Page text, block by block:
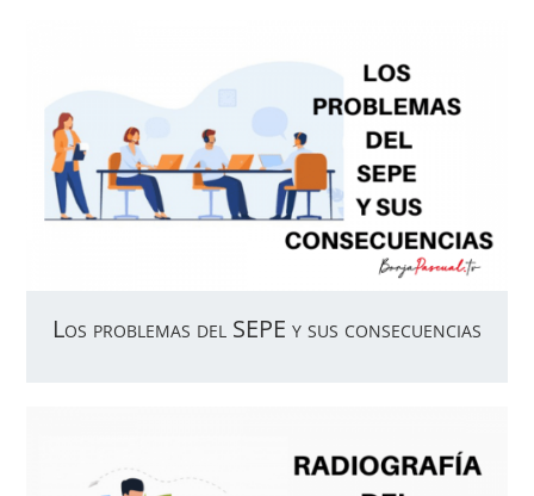
Los problemas del SEPE y sus consecuencias